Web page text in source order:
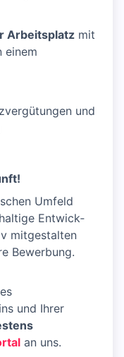
Arbeitsplatz mit
einem
und
Umfeld
Entwick­
mitgestalten
Bewerbung.
und Ihrer
an uns.